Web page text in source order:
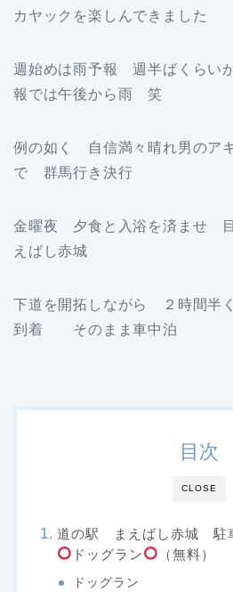
カヤックを楽しんできました
週始めは雨予報 週半ばくらい
報では午後から雨 笑
例の如く 自信満々晴れ男のア
で 群馬行き決行
金曜夜 夕食と入浴を済ませ
えばし赤城
下道を開拓しながら ２時間半
到着 そのまま車中泊
CLOSE
目次
道の駅 まえばし赤城 駐
ドッグラン
（無料）
ドッグラン